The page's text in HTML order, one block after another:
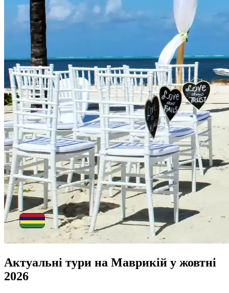
Актуальні тури на Маврикій у жовтні
2026